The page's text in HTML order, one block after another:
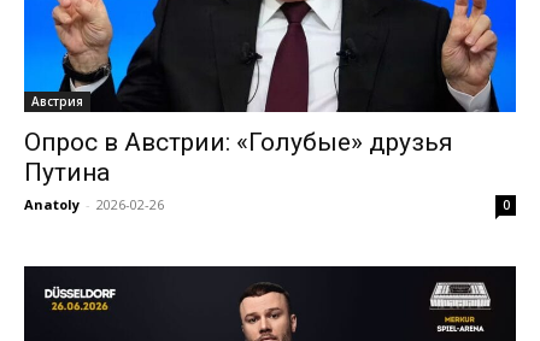
Австрия
Опрос в Австрии: «Голубые» друзья
Путина
Anatoly - 2026-02-26 0